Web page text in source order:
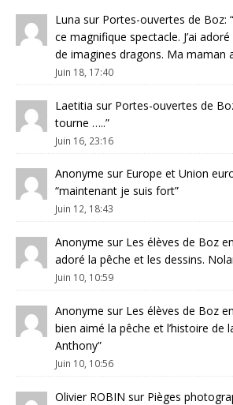
Luna sur Portes-ouvertes de Boz: “
ce magnifique spectacle. J’ai
de imagines dragons. Ma maman
Juin 18, 17:40
Laetitia sur Portes-ouvertes de
tourne …..”
Juin 16, 23:16
Anonyme sur Europe et Union
“maintenant je suis fort”
Juin 12, 18:43
Anonyme sur Les élèves de Boz
adoré la pêche et les dessins.
Juin 10, 10:59
Anonyme sur Les élèves de Boz
bien aimé la pêche et l’histoire de
Anthony”
Juin 10, 10:56
Olivier ROBIN sur Pièges